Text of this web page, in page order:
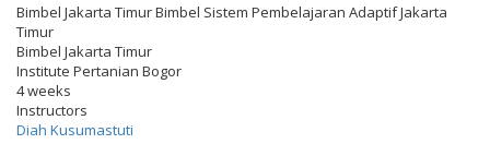
Bimbel Jakarta Timur Bimbel Sistem Pembelajaran Adaptif Jakarta
Timur
Bimbel Jakarta Timur
Institute Pertanian Bogor
4 weeks
Instructors
Diah Kusumastuti